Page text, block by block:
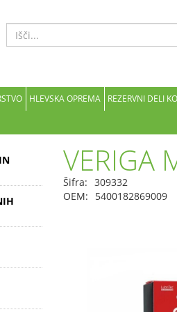
HLEVSKA OPREMA
REZERVNI DELI
VERIGA
Šifra: 309332
OEM:
5400182869009